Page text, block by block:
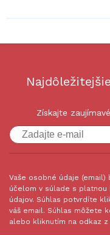
Získajte
Vaše osobné údaje
účelom v súlade s platnou
údajov. Súhlas potvrdíte
váš email. Súhlas môžete
alebo kliknutím na odkaz